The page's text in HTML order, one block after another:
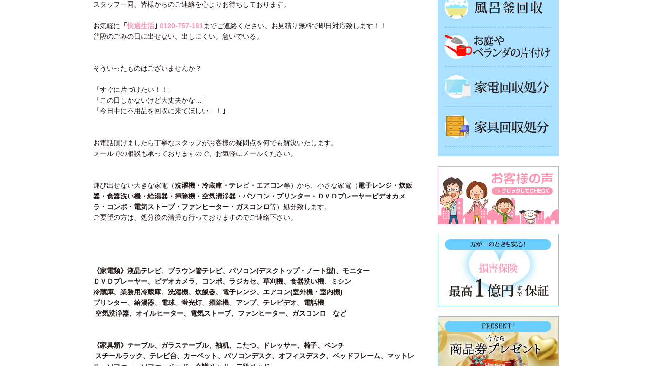
スタッフ一同、皆様からのご連絡を心よりお待ちしております。
お気軽に 「快適生活｣ 0120-757-161までご連絡ください。お見積り無料で即日対応致します！！
普段のごみの日に出せない。出しにくい。急いでいる。
そういったものはございませんか？
「すぐに片づけたい！！｣
「この日しかないけど大丈夫かな…｣
「今日中に不用品を回収に来てほしい！！｣
お電話頂けましたら丁寧なスタッフがお客様の疑問点を何でも解決いたします。
メールでの相談も承っておりますので、お気軽にメールください。
運び出せない大きな家電（洗濯機・冷蔵庫・テレビ・エアコン等）から、小さな家電（電子レンジ・炊飯
器・食器洗い機・給湯器・掃除機・空気清浄器・パソコン・プリンター・ＤＶＤプレーヤービデオカメ
ラ・コンポ・電気ストーブ・ファンヒーター・ガスコンロ等）処分致します。
ご要望の方は、処分後の清掃も行っておりますのでご連絡下さい。
《家電類》液晶テレビ、ブラウン管テレビ、パソコン(デスクトップ・ノート型)、モニター
ＤＶＤプレーヤー、ビデオカメラ、コンポ、ラジカセ、草刈機、食器洗い機、ミシン
冷蔵庫、業務用冷蔵庫、洗濯機、炊飯器、電子レンジ、エアコン(室外機・室内機)
プリンター、給湯器、電球、蛍光灯、掃除機、アンプ、テレビデオ、電話機
空気洗浄器、オイルヒーター、電気ストーブ、ファンヒーター、ガスコンロ など
《家具類》テーブル、ガラステーブル、袖机、こたつ、ドレッサー、椅子、ベンチ
スチールラック、テレビ台、カーペット、パソコンデスク、オフィスデスク、ベッドフレーム、マットレ